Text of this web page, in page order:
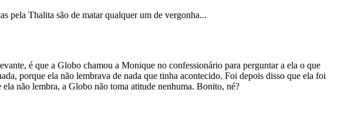
pela Thalita são de matar qualquer um de vergonha...
é que a Globo chamou a Monique no confessionário para perguntar a ela o que
porque ela não lembrava de nada que tinha acontecido. Foi depois disso que ela foi
não lembra, a Globo não toma atitude nenhuma. Bonito, né?